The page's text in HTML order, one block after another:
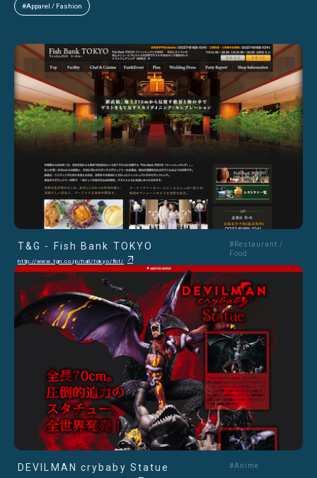
#Apparel / Fashion
T&G - Fish Bank TOKYO
http://www.tgn.co.jp/hall/tokyo/fbt/
#Restaurant /
Food
DEVILMAN crybaby Statue #Anime